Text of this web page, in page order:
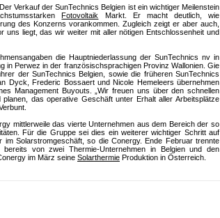
Verkauf der SunTechnics Belgien ist ein wichtiger Meilenstein
Fotovoltaik
Markt. Er macht deutlich, wie
des Konzerns vorankommen. Zugleich zeigt er aber auch,
uns liegt, das wir weiter mit aller nötigen Entschlossenheit und
die Hauptniederlassung der SunTechnics nv in
in Perwez in der französischsprachigen Provinz Wallonien. Gie
der SunTechnics Belgien, sowie die früheren SunTechnics
Dyck, Frederic Bossaert und Nicole Hemeleers übernehmen
Management Buyouts. „Wir freuen uns über den schnellen
das operative Geschäft unter Erhalt aller Arbeitsplätze
mittlerweile das vierte Unternehmen aus dem Bereich der so
Für die Gruppe sei dies ein weiterer wichtiger Schritt auf
im Solarstromgeschäft, so die Conergy. Ende Februar trennte
von zwei Thermie-Unternehmen in Belgien und den
im März seine Solarthermie Produktion in Österreich.